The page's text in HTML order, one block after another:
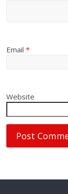
Email*
Website